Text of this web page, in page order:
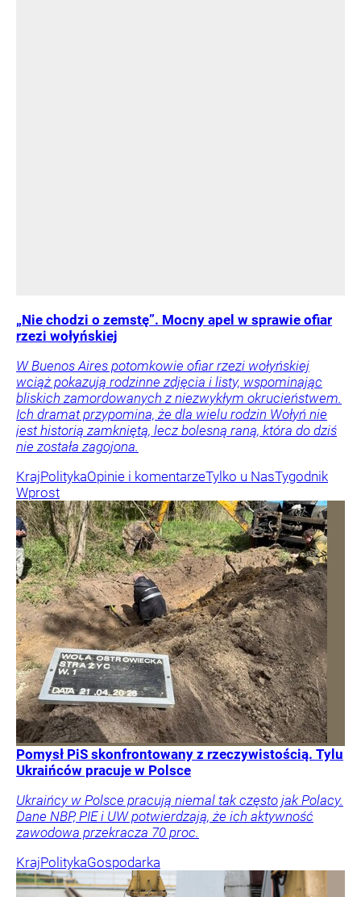
„Nie chodzi o zemstę”. Mocny apel w sprawie ofiar
rzezi wołyńskiej
W Buenos Aires potomkowie ofiar rzezi wołyńskiej
wciąż pokazują rodzinne zdjęcia i listy, wspominając
bliskich zamordowanych z niezwykłym okrucieństwem.
Ich dramat przypomina, że dla wielu rodzin Wołyń nie
jest historią zamkniętą, lecz bolesną raną, która do dziś
nie została zagojona.
KrajPolitykaOpinie i komentarzeTylko u NasTygodnik
Wprost
Pomysł PiS skonfrontowany z rzeczywistością. Tylu
Ukraińców pracuje w Polsce
Ukraińcy w Polsce pracują niemal tak często jak Polacy.
Dane NBP, PIE i UW potwierdzają, że ich aktywność
zawodowa przekracza 70 proc.
KrajPolitykaGospodarka